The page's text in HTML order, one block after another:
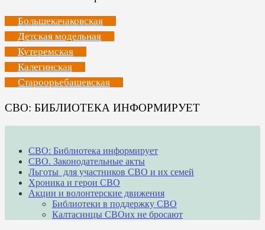
Большекачаковская
Детская модельная
Кутеремская
Калегинская
Староорьебашевская
СВО: БИБЛИОТЕКА ИНФОРМИРУЕТ
СВО: Библиотека информирует
СВО. Законодательные акты
Льготы для участников СВО и их семей
Хроника и герои СВО
Акции и волонтерские движения
Библиотеки в поддержку СВО
Калтасинцы СВОих не бросают